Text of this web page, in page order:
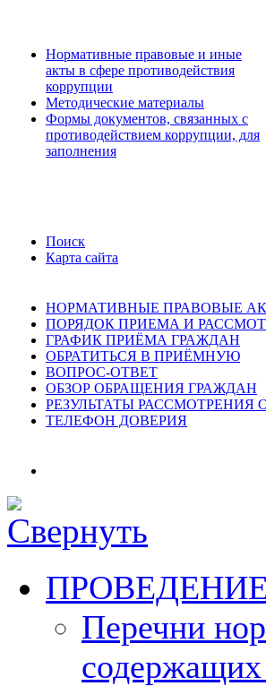
Нормативные правовые и иные
акты в сфере противодействия
коррупции
Методические материалы
Формы документов, связанных с
противодействием коррупции, для
заполнения
Поиск
Карта сайта
НОРМАТИВНЫЕ ПРАВОВЫЕ
ПОРЯДОК ПРИЕМА И
ГРАФИК ПРИЁМА ГРАЖДАН
ОБРАТИТЬСЯ В ПРИЁМНУЮ
ВОПРОС-ОТВЕТ
ОБЗОР ОБРАЩЕНИЯ ГРАЖДАН
РЕЗУЛЬТАТЫ РАССМОТРЕНИЯ
ТЕЛЕФОН ДОВЕРИЯ
Перечни
содержащих